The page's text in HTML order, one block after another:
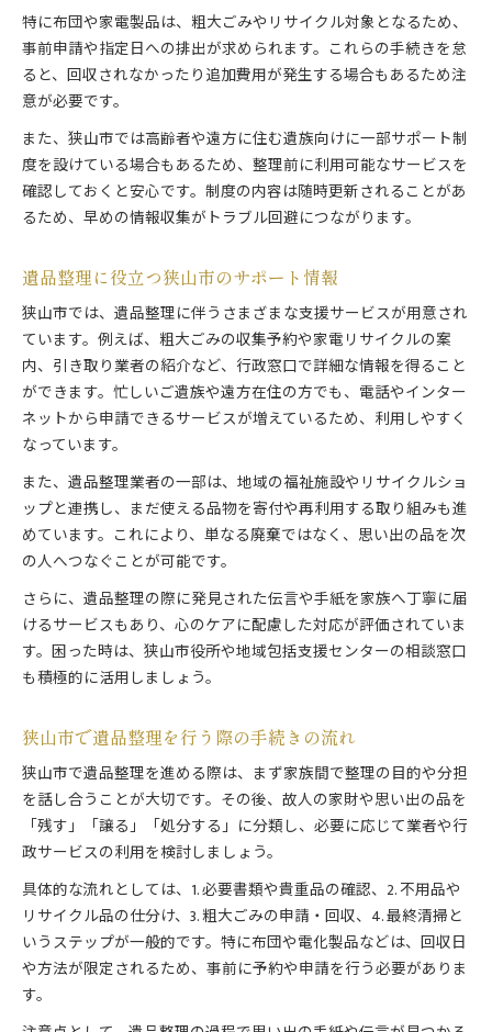
特に布団や家電製品は、粗大ごみやリサイクル対象となるため、
事前申請や指定日への排出が求められます。これらの手続きを怠
ると、回収されなかったり追加費用が発生する場合もあるため注
意が必要です。
また、狭山市では高齢者や遠方に住む遺族向けに一部サポート制
度を設けている場合もあるため、整理前に利用可能なサービスを
確認しておくと安心です。制度の内容は随時更新されることがあ
るため、早めの情報収集がトラブル回避につながります。
遺品整理に役立つ狭山市のサポート情報
狭山市では、遺品整理に伴うさまざまな支援サービスが用意され
ています。例えば、粗大ごみの収集予約や家電リサイクルの案
内、引き取り業者の紹介など、行政窓口で詳細な情報を得ること
ができます。忙しいご遺族や遠方在住の方でも、電話やインター
ネットから申請できるサービスが増えているため、利用しやすく
なっています。
また、遺品整理業者の一部は、地域の福祉施設やリサイクルショ
ップと連携し、まだ使える品物を寄付や再利用する取り組みも進
めています。これにより、単なる廃棄ではなく、思い出の品を次
の人へつなぐことが可能です。
さらに、遺品整理の際に発見された伝言や手紙を家族へ丁寧に届
けるサービスもあり、心のケアに配慮した対応が評価されていま
す。困った時は、狭山市役所や地域包括支援センターの相談窓口
も積極的に活用しましょう。
狭山市で遺品整理を行う際の手続きの流れ
狭山市で遺品整理を進める際は、まず家族間で整理の目的や分担
を話し合うことが大切です。その後、故人の家財や思い出の品を
「残す」「譲る」「処分する」に分類し、必要に応じて業者や行
政サービスの利用を検討しましょう。
具体的な流れとしては、1. 必要書類や貴重品の確認、2. 不用品や
リサイクル品の仕分け、3. 粗大ごみの申請・回収、4. 最終清掃と
いうステップが一般的です。特に布団や電化製品などは、回収日
や方法が限定されるため、事前に予約や申請を行う必要がありま
す。